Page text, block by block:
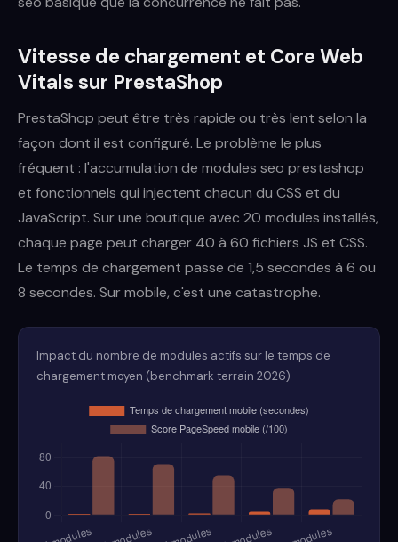
Vitesse de chargement et Core Web
Vitals sur PrestaShop
PrestaShop peut être très rapide ou très lent selon la
façon dont il est configuré. Le problème le plus
fréquent : l'accumulation de modules seo prestashop
et fonctionnels qui injectent chacun du CSS et du
JavaScript. Sur une boutique avec 20 modules installés,
chaque page peut charger 40 à 60 fichiers JS et CSS.
Le temps de chargement passe de 1,5 secondes à 6 ou
8 secondes. Sur mobile, c'est une catastrophe.
Impact du nombre de modules actifs sur le temps de
chargement moyen (benchmark terrain 2026)